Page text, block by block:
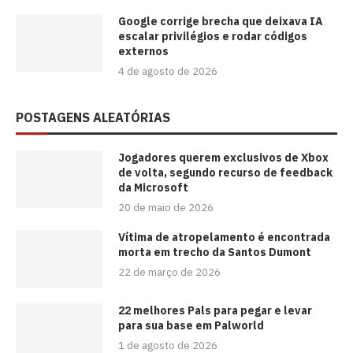
Google corrige brecha que deixava IA
escalar privilégios e rodar códigos
externos
4 de agosto de 2026
POSTAGENS ALEATÓRIAS
Jogadores querem exclusivos de Xbox
de volta, segundo recurso de feedback
da Microsoft
20 de maio de 2026
Vítima de atropelamento é encontrada
morta em trecho da Santos Dumont
22 de março de 2026
22 melhores Pals para pegar e levar
para sua base em Palworld
1 de agosto de 2026